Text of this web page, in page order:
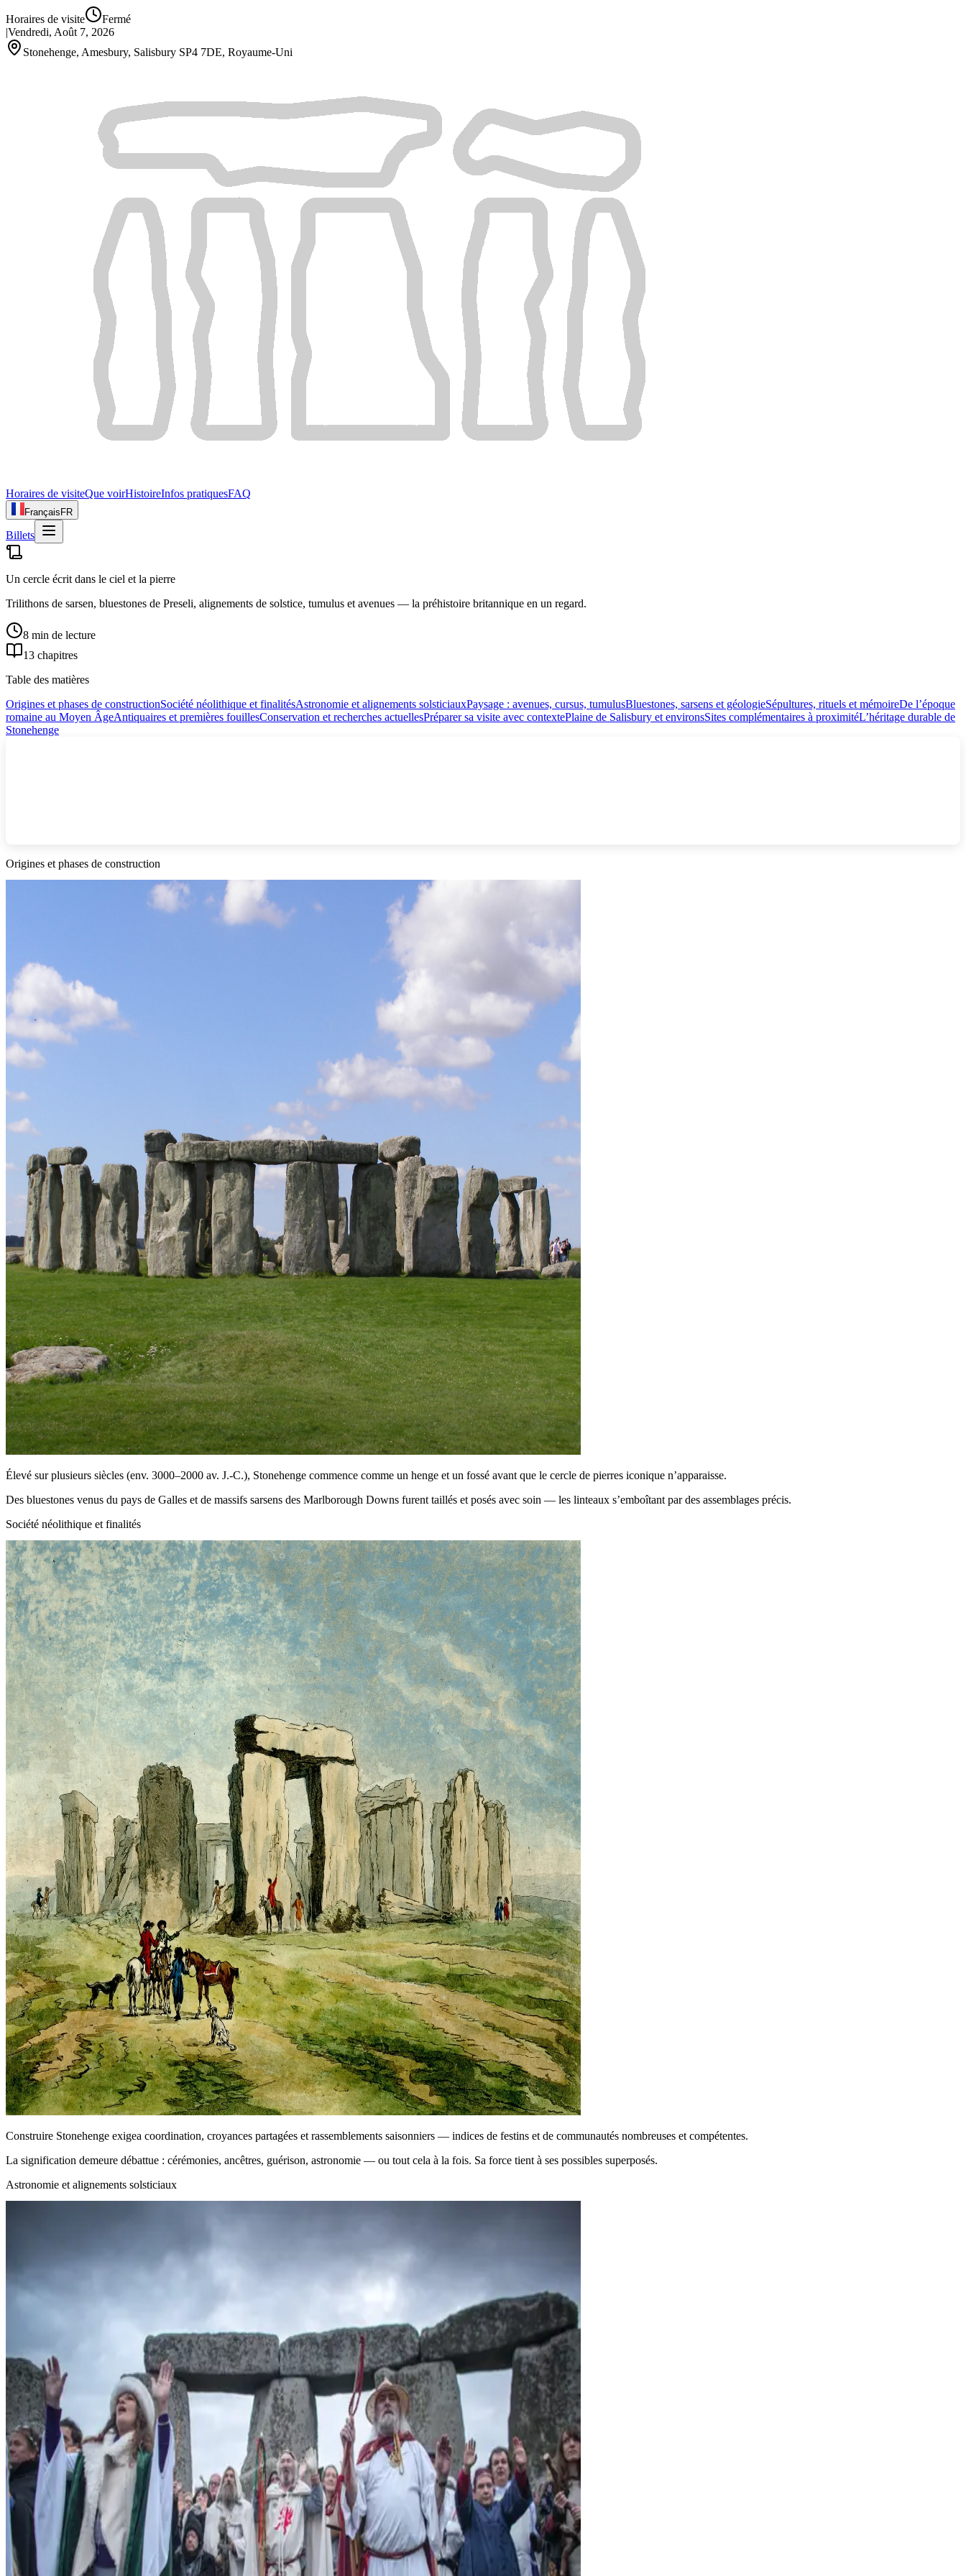
Horaires de visite
Fermé
|Vendredi, Août 7, 2026
Stonehenge, Amesbury, Salisbury SP4 7DE, Royaume‑Uni
Horaires de visiteQue voirHistoireInfos pratiquesFAQ
Français FR
Billets
Un cercle écrit dans le ciel et la pierre
Trilithons de sarsen, bluestones de Preseli, alignements de solstice, tumulus et avenues — la préhistoire britannique en un regard.
8 min de lecture
13 chapitres
Table des matières
Origines et phases de constructionSociété néolithique et finalitésAstronomie et alignements solsticiauxPaysage : avenues, cursus, tumulusBluestones, sarsens et géologieSépultures, rituels et mémoireDe l’époque
romaine au Moyen ÂgeAntiquaires et premières fouillesConservation et recherches actuellesPréparer sa visite avec contextePlaine de Salisbury et environsSites complémentaires à proximitéL’héritage durable de
Stonehenge
Origines et phases de construction
Élevé sur plusieurs siècles (env. 3000–2000 av. J.‑C.), Stonehenge commence comme un henge et un fossé avant que le cercle de pierres iconique n’apparaisse.
Des bluestones venus du pays de Galles et de massifs sarsens des Marlborough Downs furent taillés et posés avec soin — les linteaux s’emboîtant par des assemblages précis.
Société néolithique et finalités
Construire Stonehenge exigea coordination, croyances partagées et rassemblements saisonniers — indices de festins et de communautés nombreuses et compétentes.
La signification demeure débattue : cérémonies, ancêtres, guérison, astronomie — ou tout cela à la fois. Sa force tient à ses possibles superposés.
Astronomie et alignements solsticiaux